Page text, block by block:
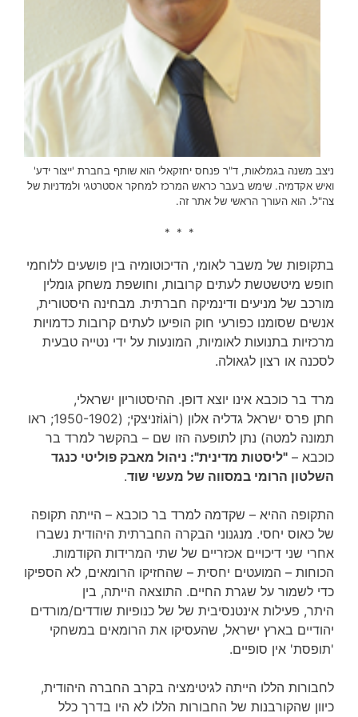
ניצב משנה בגמלאות, ד"ר פנחס יחזקאלי הוא שותף בחברת 'ייצור ידע'
ואיש אקדמיה. שימש בעבר כראש המרכז למחקר אסטרטגי ולמדניות של
צה"ל. הוא העורך הראשי של אתר זה.
* * *
בתקופות של משבר לאומי, הדיכוטומיה בין פושעים ללוחמי
חופש מיטשטשת לעתים קרובות, וחושפת משחק גומלין
מורכב של מניעים ודינמיקה חברתית. מבחינה היסטורית,
אנשים שסומנו כפורעי חוק הופיעו לעתים קרובות כדמויות
מרכזיות בתנועות לאומיות, המונעות על ידי נטייה טבעית
לסכנה או רצון לגאולה.
מרד בר כוכבא אינו יוצא דופן. ההיסטוריון ישראלי,
חתן פרס ישראל גדליה אלון (רוֹגוֹזניצקי; (1950-1902; ראו
תמונה למטה) נתן לתופעה הזו שם – בהקשר למרד בר
כוכבא – "ליסטות מדינית": ניהול מאבק פוליטי כנגד
השלטון הרומי במסווה של מעשי שוד.
התקופה ההיא – שקדמה למרד בר כוכבא – הייתה תקופה
של כאוס יחסי. מנגנוני הבקרה החברתית היהודית נשברו
אחרי שני דיכויים אכזריים של שתי המרידות הקודמות.
הכוחות – המועטים יחסית – שהחזיקו הרומאים, לא הספיקו
כדי לשמור על שגרת החיים. התוצאה הייתה, בין
היתר, פעילות אינטנסיבית של של כנופיות שודדים/מורדים
יהודיים בארץ ישראל, שהעסיקו את הרומאים במשחקי
'תופסת' אין סופיים.
לחבורות הללו הייתה לגיטימציה בקרב החברה היהודית,
כיוון שהקורבנות של החבורות הללו לא היו בדרך כלל